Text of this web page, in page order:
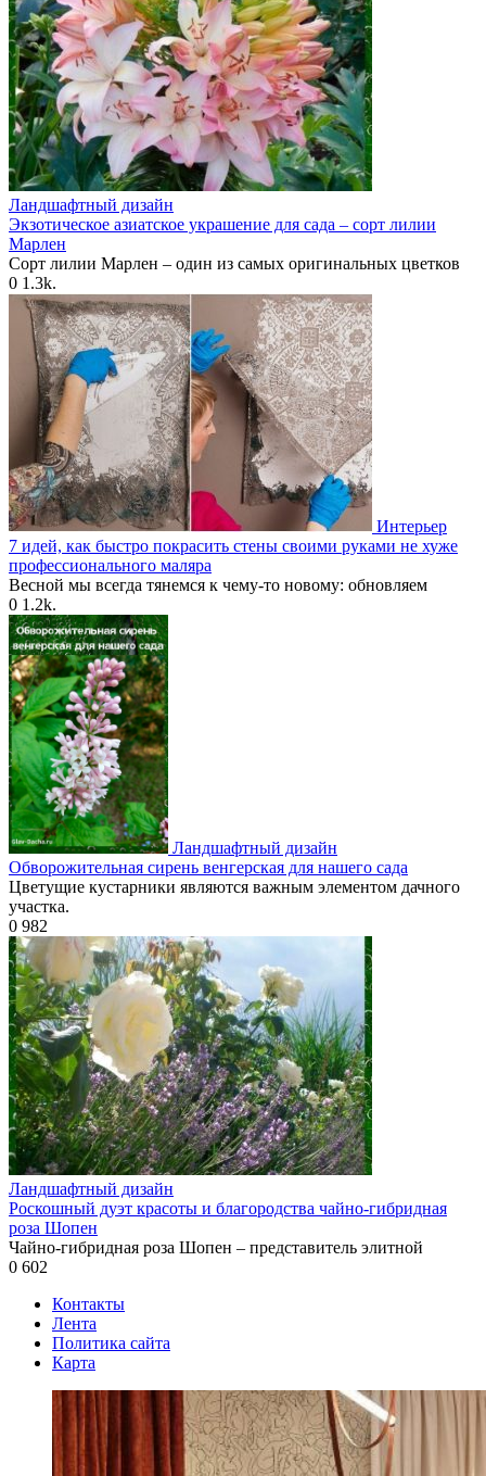
Ландшафтный дизайн
Экзотическое азиатское украшение для сада – сорт лилии
Марлен
Сорт лилии Марлен – один из самых оригинальных цветков
0 1.3k.
Интерьер
7 идей, как быстро покрасить стены своими руками не хуже
профессионального маляра
Весной мы всегда тянемся к чему-то новому: обновляем
0 1.2k.
Ландшафтный дизайн
Обворожительная сирень венгерская для нашего сада
Цветущие кустарники являются важным элементом дачного
участка.
0 982
Ландшафтный дизайн
Роскошный дуэт красоты и благородства чайно-гибридная
роза Шопен
Чайно-гибридная роза Шопен – представитель элитной
0 602
Контакты
Лента
Политика сайта
Карта